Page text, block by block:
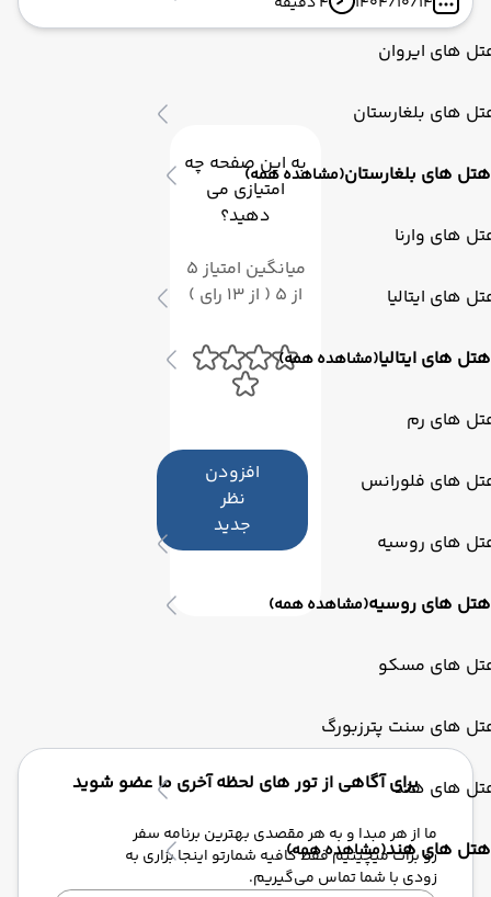
های ایروان
های بلغارستان
هتل های بلغارستان(مشاهده همه)
های وارنا
های ایتالیا
هتل های ایتالیا(مشاهده همه)
های رم
های فلورانس
های روسیه
هتل های روسیه(مشاهده همه)
های مسکو
های سنت پترزبورگ
های هند
هتل های هند(مشاهده همه)
سنت پترزبورگ، شهر کانال‌ها و کاخ‌های رویایی.
به این صفحه چه
امتیازی می
دهید؟
میانگین امتیاز 5
از 5 ( از 13 رای )
افزودن
نظر
جدید
برای آگاهی از تور های لحظه آخری ما عضو شوید
ما از هر مبدا و به هر مقصدی بهترین برنامه سفر
رو برات میچینیم فقط کافیه شمارتو اینجا بزاری به
زودی با شما تماس می‌گیریم.